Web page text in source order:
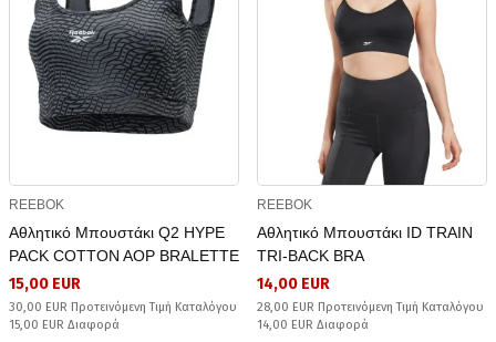
REEBOK
Αθλητικό Μπουστάκι Q2 HYPE
PACK COTTON AOP BRALETTE
15,00 EUR
30,00 EUR Προτεινόμενη Τιμή Καταλόγου
15,00 EUR Διαφορά
REEBOK
Αθλητικό Μπουστάκι ID TRAIN
TRI-BACK BRA
14,00 EUR
28,00 EUR Προτεινόμενη Τιμή Καταλόγου
14,00 EUR Διαφορά